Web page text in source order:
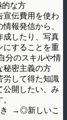
な方
宣伝費用を使わ
報発信から、
成したり、写真
にすることを重
分のスキルや情
秘密主義の方
労して得た知識
公開したい、み
き →◎新しいこ